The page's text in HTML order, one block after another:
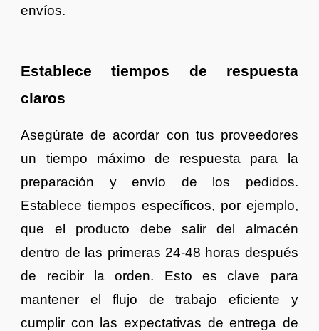
envíos.
Establece tiempos de respuesta
claros
Asegúrate de acordar con tus proveedores
un tiempo máximo de respuesta para la
preparación y envío de los pedidos.
Establece tiempos específicos, por ejemplo,
que el producto debe salir del almacén
dentro de las primeras 24-48 horas después
de recibir la orden. Esto es clave para
mantener el flujo de trabajo eficiente y
cumplir con las expectativas de entrega de